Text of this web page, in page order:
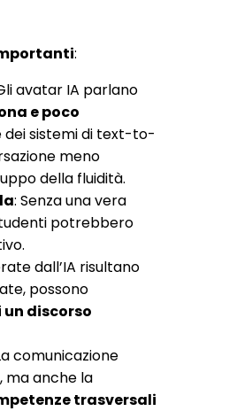
:
avatar IA parlano
e poco
dei sistemi di text-to-
meno
della fluidità.
: Senza una vera
potrebbero
dall’IA risultano
possono
discorso
comunicazione
ma anche la
trasversali